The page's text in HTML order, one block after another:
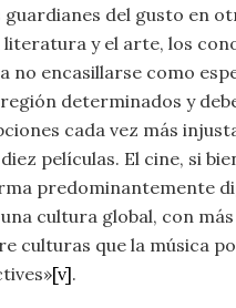
del gusto en
literatura y el arte, los
no encasillarse como
determinados y
cada vez más
películas. El cine, si
predominantemente
cultura global, con más
culturas que la música
[v].